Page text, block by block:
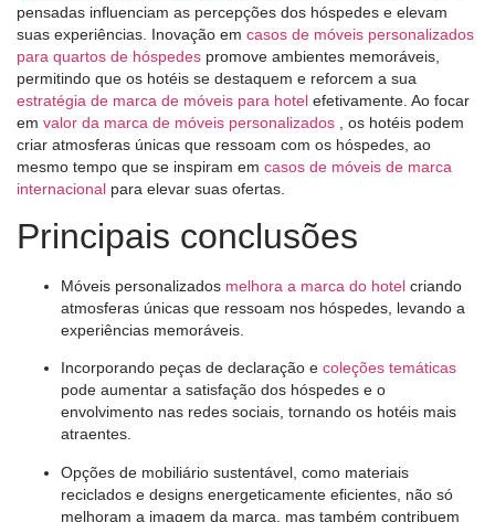
pensadas influenciam as percepções dos hóspedes e elevam
suas experiências. Inovação em casos de móveis personalizados
para quartos de hóspedes promove ambientes memoráveis,
permitindo que os hotéis se destaquem e reforcem a sua
estratégia de marca de móveis para hotel efetivamente. Ao focar
em valor da marca de móveis personalizados
, os hotéis podem
criar atmosferas únicas que ressoam com os hóspedes, ao
mesmo tempo que se inspiram em casos de móveis de marca
internacional para elevar suas ofertas.
Principais conclusões
Móveis personalizados melhora a marca do hotel criando
atmosferas únicas que ressoam nos hóspedes, levando a
experiências memoráveis.
Incorporando peças de declaração e coleções temáticas
pode aumentar a satisfação dos hóspedes e o
envolvimento nas redes sociais, tornando os hotéis mais
atraentes.
Opções de mobiliário sustentável, como materiais
reciclados e designs energeticamente eficientes, não só
melhoram a imagem da marca, mas também contribuem